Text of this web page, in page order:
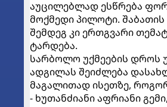
აუცილებლად ესწრება
მოქმედი პილოტი. შაბათის
შემდეგ კი ერთგვარი
ტარდება.
სარბოლო უქმეების დროს
ადგილას შეიძლება
მაგალითად ისეთზე,
- ხუთანძიანი აფრიანი